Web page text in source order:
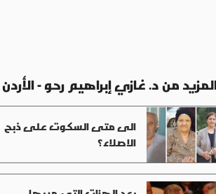
من د. غازي إبراهيم رحو - الأردن
الى متى السكوت على ذبح
الاصلاء؟